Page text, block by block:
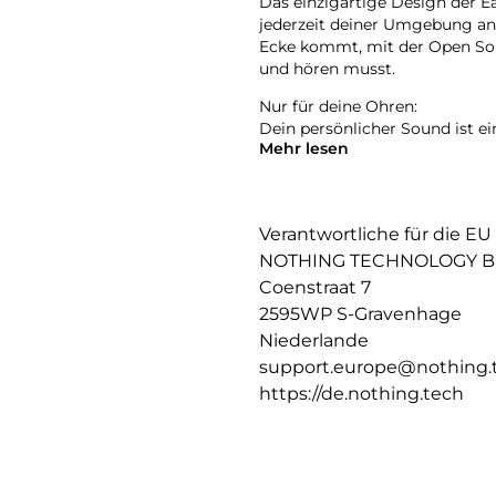
jederzeit deiner Umgebung
Ecke kommt, mit der Open
und hören musst.
Nur für deine Ohren:
Dein persönlicher Sound ist
Sound Seal System und
Reduziere den Druck:
Vergiss, dass du überhaupt
Der Ear (open) ist um 50
sitzt und genau da, wo es am
tragen.
Der ultimative Tragekomfort:
Perfekt ausbalanciert an drei
Mehr lesen
Verantwortliche für die EU
NOTHING TECHNOLOGY
Coenstraat 7
2595WP S-Gravenhage
Niederlande
https://de.nothing.tech